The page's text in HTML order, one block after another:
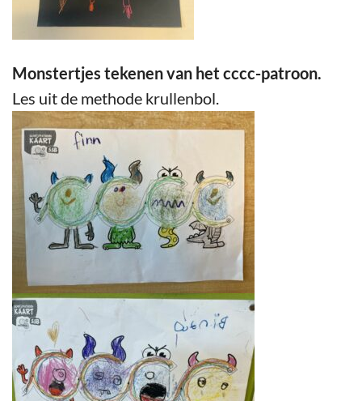
Monstertjes tekenen van het cccc-patroon.
Les uit de methode krullenbol.